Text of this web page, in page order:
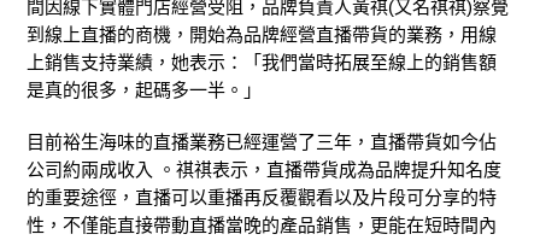
間因線下實體門店經營受阻，品牌負責人黃祺(又名祺祺)察覺
到線上直播的商機，開始為品牌經營直播帶貨的業務，用線
上銷售支持業績，她表示：「我們當時拓展至線上的銷售額
是真的很多，起碼多一半。」
目前裕生海味的直播業務已經運營了三年，直播帶貨如今佔
公司約兩成收入 。祺祺表示，直播帶貨成為品牌提升知名度
的重要途徑，直播可以重播再反覆觀看以及片段可分享的特
性，不僅能直接帶動直播當晚的產品銷售，更能在短時間內